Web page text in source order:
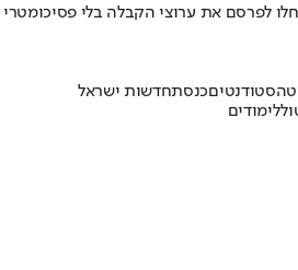
לפרסם את ערוצי הקבלה בלי פסיכומטרי
סטודנטיםכנסתחדשות ישראל
לימודים